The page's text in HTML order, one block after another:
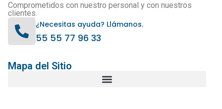
Comprometidos con nuestro personal y con nuestros
clientes.
¿Necesitas ayuda? Llámanos.
55 55 77 96 33
Mapa del Sitio